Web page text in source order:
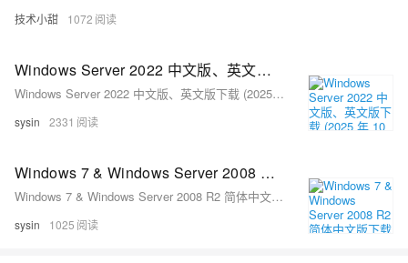
技术小甜 1072
Windows Server 2022 中文版、英文版下载 (2025 年 10 月更新)
Windows Server 2022 中文版、英文版下载 (2025 年 10 月更新)
sysin 2331
Windows 7 & Windows Server 2008 R2 简体中文版下载 (2025 年 10 月更新)
Windows 7 & Windows Server 2008 R2 简体中文版下载 (2025 年 10 月更新)
sysin 1025